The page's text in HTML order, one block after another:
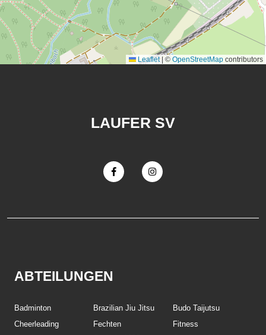
Leaflet |© OpenStreetMap contributors
LAUFER SV
ABTEILUNGEN
Badminton Brazilian Jiu Jitsu
Budo Taijutsu
Cheerleading
Fechten
Fitness